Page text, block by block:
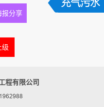
报分享
级
程有限公司